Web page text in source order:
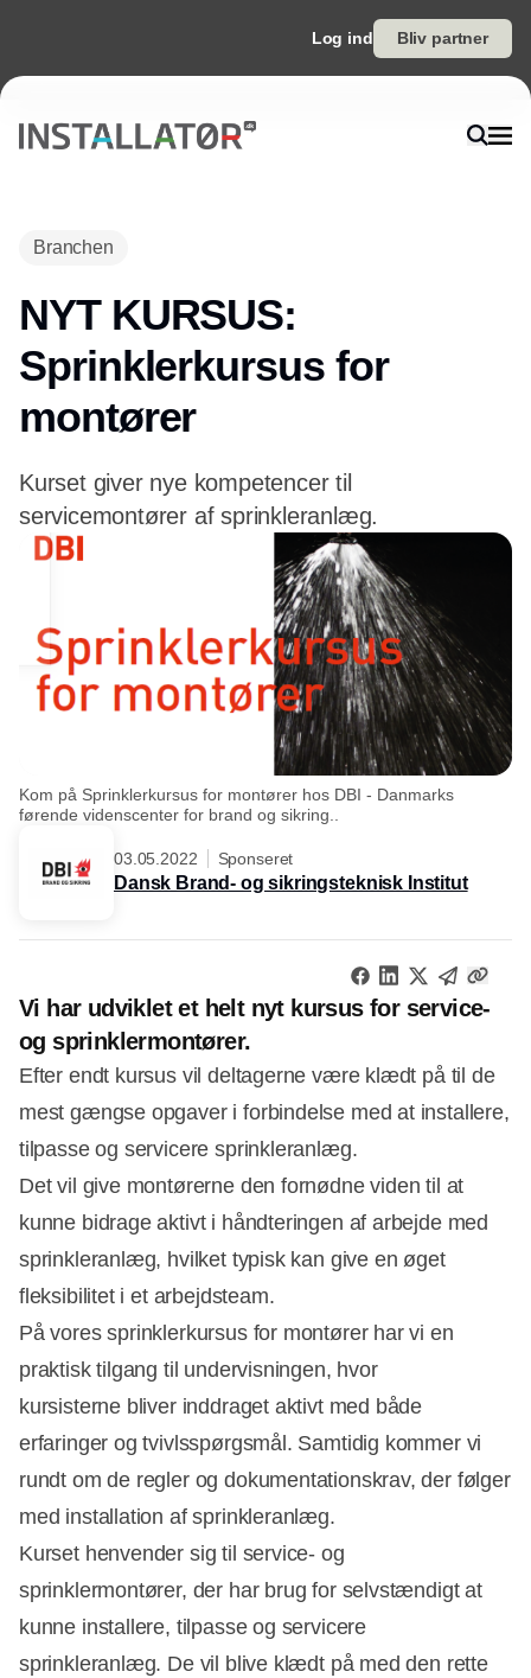
Log ind Bliv partner
Branchen
NYT KURSUS:
Sprinklerkursus for
montører
Kurset giver nye kompetencer til
servicemontører af sprinkleranlæg.
Kom på Sprinklerkursus for montører hos DBI - Danmarks
førende videnscenter for brand og sikring..
03.05.2022 Sponseret
Dansk Brand- og sikringsteknisk Institut
Vi har udviklet et helt nyt kursus for service-
og sprinklermontører.
Efter endt kursus vil deltagerne være klædt på til de
mest gængse opgaver i forbindelse med at installere,
tilpasse og servicere sprinkleranlæg.
Det vil give montørerne den fornødne viden til at
kunne bidrage aktivt i håndteringen af arbejde med
sprinkleranlæg, hvilket typisk kan give en øget
fleksibilitet i et arbejdsteam.
På vores sprinklerkursus for montører har vi en
praktisk tilgang til undervisningen, hvor
kursisterne bliver inddraget aktivt med både
erfaringer og tvivlsspørgsmål. Samtidig kommer vi
rundt om de regler og dokumentationskrav, der følger
med installation af sprinkleranlæg.
Kurset henvender sig til service- og
sprinklermontører, der har brug for selvstændigt at
kunne installere, tilpasse og servicere
sprinkleranlæg. De vil blive klædt på med den rette